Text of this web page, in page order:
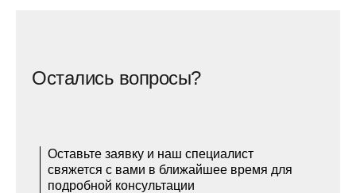
Остались вопросы?
Оставьте заявку и наш специалист
свяжется с вами в ближайшее время для
подробной консультации